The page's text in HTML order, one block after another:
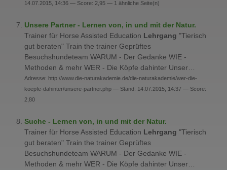
14.07.2015, 14:36 — Score: 2,95 — 1 ähnliche Seite(n)
Unsere Partner - Lernen von, in und mit der Natur.
Trainer für Horse Assisted Education Lehrgang "Tierisch
gut beraten" Train the trainer Geprüftes
Besuchshundeteam WARUM - Der Gedanke WIE -
Methoden & mehr WER - Die Köpfe dahinter Unser…
Adresse: http://www.die-naturakademie.de/die-naturakademie/wer-die-
koepfe-dahinter/unsere-partner.php — Stand: 14.07.2015, 14:37 — Score:
2,80
Suche - Lernen von, in und mit der Natur.
Trainer für Horse Assisted Education Lehrgang "Tierisch
gut beraten" Train the trainer Geprüftes
Besuchshundeteam WARUM - Der Gedanke WIE -
Methoden & mehr WER - Die Köpfe dahinter Unser…